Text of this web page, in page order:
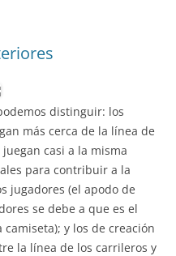
distinguir: los
más cerca de la línea de
casi a la misma
para contribuir a la
jugadores (el apodo de
se debe a que es el
y los de creación
la línea de los carrileros y